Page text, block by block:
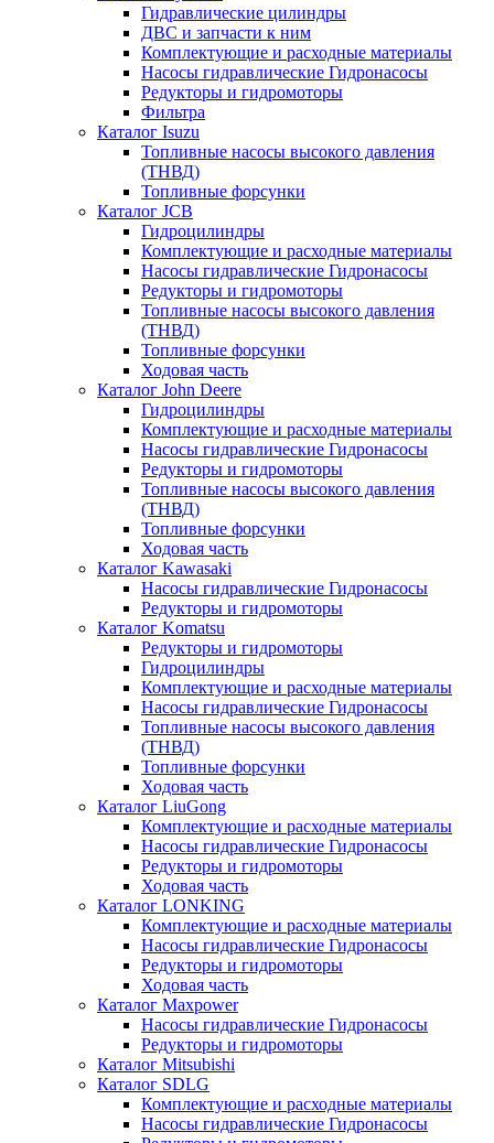
Гидравлические цилиндры
ДВС и запчасти к ним
Комплектующие и расходные материалы
Насосы гидравлические Гидронасосы
Редукторы и гидромоторы
Фильтра
Каталог Isuzu
Топливные насосы высокого давления
(ТНВД)
Топливные форсунки
Каталог JCB
Гидроцилиндры
Комплектующие и расходные материалы
Насосы гидравлические Гидронасосы
Редукторы и гидромоторы
Топливные насосы высокого давления
(ТНВД)
Топливные форсунки
Ходовая часть
Каталог John Deere
Гидроцилиндры
Комплектующие и расходные материалы
Насосы гидравлические Гидронасосы
Редукторы и гидромоторы
Топливные насосы высокого давления
(ТНВД)
Топливные форсунки
Ходовая часть
Каталог Kawasaki
Насосы гидравлические Гидронасосы
Редукторы и гидромоторы
Каталог Komatsu
Редукторы и гидромоторы
Гидроцилиндры
Комплектующие и расходные материалы
Насосы гидравлические Гидронасосы
Топливные насосы высокого давления
(ТНВД)
Топливные форсунки
Ходовая часть
Каталог LiuGong
Комплектующие и расходные материалы
Насосы гидравлические Гидронасосы
Редукторы и гидромоторы
Ходовая часть
Каталог LONKING
Комплектующие и расходные материалы
Насосы гидравлические Гидронасосы
Редукторы и гидромоторы
Ходовая часть
Каталог Maxpower
Насосы гидравлические Гидронасосы
Редукторы и гидромоторы
Каталог Mitsubishi
Каталог SDLG
Комплектующие и расходные материалы
Насосы гидравлические Гидронасосы